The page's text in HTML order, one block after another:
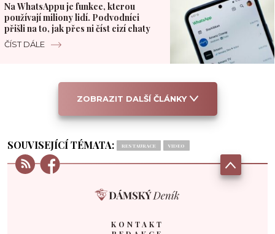
Na WhatsAppu je funkce, kterou
používají miliony lidí. Podvodníci
přišli na to, jak přes ni číst cizí chaty
ČÍST DÁLE
ZOBRAZIT DALŠÍ ČLÁNKY
SOUVISEJÍCÍ TÉMATA: RESTAURACE VIDEO
KONTAKT